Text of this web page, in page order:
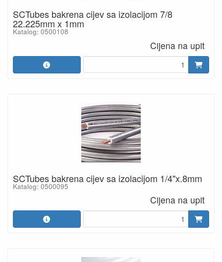
SCTubes bakrena cijev sa izolacijom 7/8
22.225mm x 1mm
Katalog: 0500108
Cijena na upit
SCTubes bakrena cijev sa izolacijom 1/4"x.8mm
Katalog: 0500095
Cijena na upit